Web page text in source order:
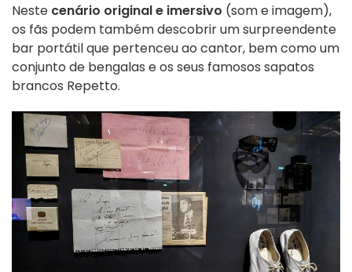
Neste cenário original e imersivo (som e imagem),
os fãs podem também descobrir um surpreendente
bar portátil que pertenceu ao cantor, bem como um
conjunto de bengalas e os seus famosos sapatos
brancos Repetto.